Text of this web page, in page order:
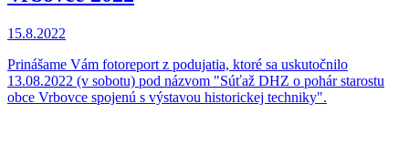
15.8.2022
Prinášame Vám fotoreport z podujatia, ktoré sa uskutočnilo
13.08.2022 (v sobotu) pod názvom "Súťaž DHZ o pohár starostu
obce Vrbovce spojenú s výstavou historickej techniky".